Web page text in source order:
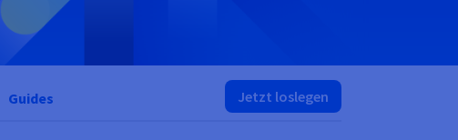
Guides Jetzt loslegen